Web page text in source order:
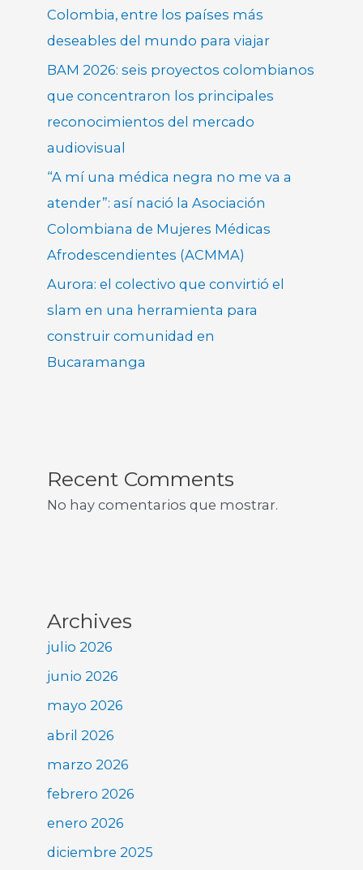
Colombia, entre los países más
deseables del mundo para viajar
BAM 2026: seis proyectos colombianos
que concentraron los principales
reconocimientos del mercado
audiovisual
“A mí una médica negra no me va a
atender”: así nació la Asociación
Colombiana de Mujeres Médicas
Afrodescendientes (ACMMA)
Aurora: el colectivo que convirtió el
slam en una herramienta para
construir comunidad en
Bucaramanga
Recent Comments
No hay comentarios que mostrar.
Archives
julio 2026
junio 2026
mayo 2026
abril 2026
marzo 2026
febrero 2026
enero 2026
diciembre 2025